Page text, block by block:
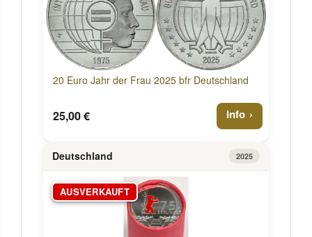
20 Euro Jahr der Frau 2025 bfr Deutschland
25,00 € Info
Deutschland 2025
AUSVERKAUFT